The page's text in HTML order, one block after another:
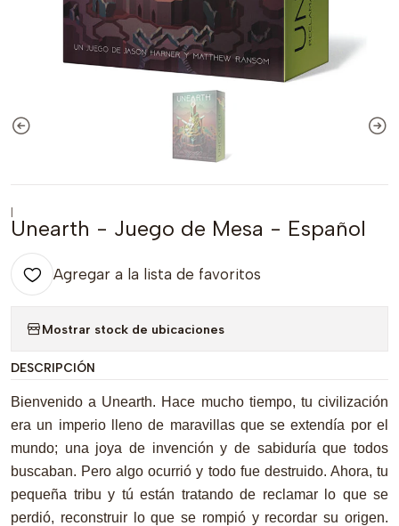
|
Unearth - Juego de Mesa - Español
Agregar a la lista de favoritos
Mostrar stock de ubicaciones
DESCRIPCIÓN
Bienvenido a Unearth. Hace mucho tiempo, tu civilización
era un imperio lleno de maravillas que se extendía por el
mundo; una joya de invención y de sabiduría que todos
buscaban. Pero algo ocurrió y todo fue destruido. Ahora, tu
pequeña tribu y tú están tratando de reclamar lo que se
perdió, reconstruir lo que se rompió y recordar su origen.